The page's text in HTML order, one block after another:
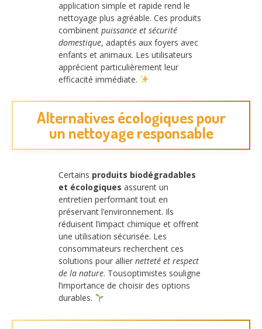
application simple et rapide rend le
nettoyage plus agréable. Ces produits
combinent puissance et sécurité
domestique, adaptés aux foyers avec
enfants et animaux. Les utilisateurs
apprécient particulièrement leur
efficacité immédiate.
Alternatives écologiques pour
un nettoyage responsable
Certains produits biodégradables
et écologiques assurent un
entretien performant tout en
préservant l’environnement. Ils
réduisent l’impact chimique et offrent
une utilisation sécurisée. Les
consommateurs recherchent ces
solutions pour allier netteté et respect
de la nature. Tousoptimistes souligne
l’importance de choisir des options
durables.